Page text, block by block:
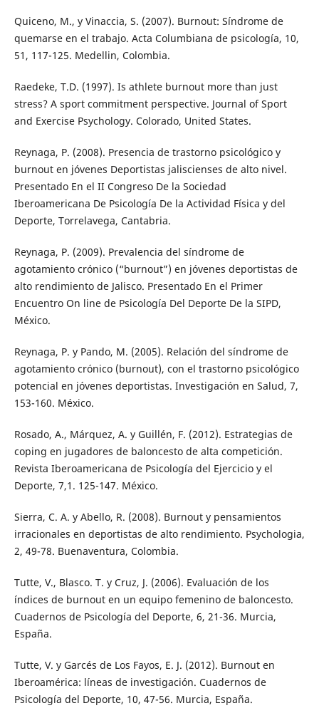
Quiceno, M., y Vinaccia, S. (2007). Burnout: Síndrome de
quemarse en el trabajo. Acta Columbiana de psicología, 10,
51, 117-125. Medellin, Colombia.
Raedeke, T.D. (1997). Is athlete burnout more than just
stress? A sport commitment perspective. Journal of Sport
and Exercise Psychology. Colorado, United States.
Reynaga, P. (2008). Presencia de trastorno psicológico y
burnout en jóvenes Deportistas jaliscienses de alto nivel.
Presentado En el II Congreso De la Sociedad
Iberoamericana De Psicología De la Actividad Física y del
Deporte, Torrelavega, Cantabria.
Reynaga, P. (2009). Prevalencia del síndrome de
agotamiento crónico (“burnout”) en jóvenes deportistas de
alto rendimiento de Jalisco. Presentado En el Primer
Encuentro On line de Psicología Del Deporte De la SIPD,
México.
Reynaga, P. y Pando, M. (2005). Relación del síndrome de
agotamiento crónico (burnout), con el trastorno psicológico
potencial en jóvenes deportistas. Investigación en Salud, 7,
153-160. México.
Rosado, A., Márquez, A. y Guillén, F. (2012). Estrategias de
coping en jugadores de baloncesto de alta competición.
Revista Iberoamericana de Psicología del Ejercicio y el
Deporte, 7,1. 125-147. México.
Sierra, C. A. y Abello, R. (2008). Burnout y pensamientos
irracionales en deportistas de alto rendimiento. Psychologia,
2, 49-78. Buenaventura, Colombia.
Tutte, V., Blasco. T. y Cruz, J. (2006). Evaluación de los
índices de burnout en un equipo femenino de baloncesto.
Cuadernos de Psicología del Deporte, 6, 21-36. Murcia,
España.
Tutte, V. y Garcés de Los Fayos, E. J. (2012). Burnout en
Iberoamérica: líneas de investigación. Cuadernos de
Psicología del Deporte, 10, 47-56. Murcia, España.